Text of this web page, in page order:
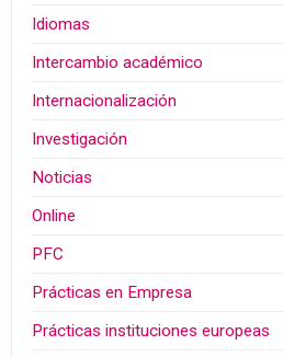
Idiomas
Intercambio académico
Internacionalización
Investigación
Noticias
Online
PFC
Prácticas en Empresa
Prácticas instituciones europeas